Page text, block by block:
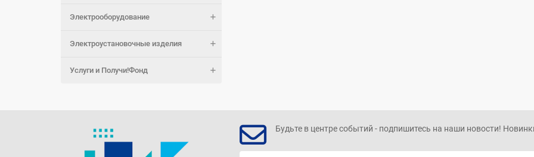
Электрооборудование
Электроустановочные изделия
Услуги и Получи!Фонд
Будьте в центре событий - подпишитесь на наши новости!